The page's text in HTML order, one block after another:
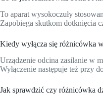
To aparat wysokoczuły
Zapobiega skutkom dotknięcia
Kiedy wyłącza się różnicówka
Urządzenie odcina zasilanie w
Wyłączenie następuje też przy
Jak sprawdzić czy różnicówka